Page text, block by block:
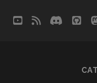
youtube
rss